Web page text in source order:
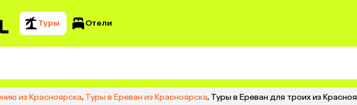
Туры Отели
из Красноярска, Туры в Ереван из Красноярска, Туры в Ереван для троих из